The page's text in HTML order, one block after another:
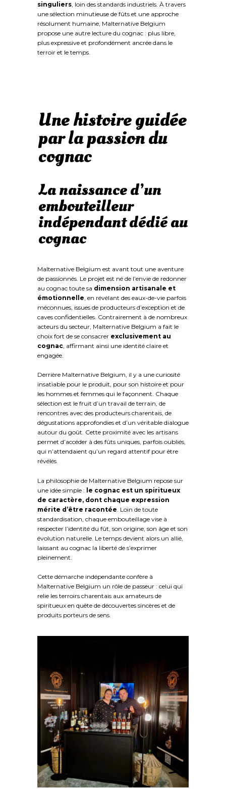
singuliers, loin des standards industriels. À travers
une sélection minutieuse de fûts et une approche
résolument humaine, Malternative Belgium
propose une autre lecture du cognac : plus libre,
plus expressive et profondément ancrée dans le
terroir et le temps.
Une histoire guidée
par la passion du
cognac
La naissance d’un
embouteilleur
indépendant dédié au
cognac
Malternative Belgium est avant tout une aventure
de passionnés. Le projet est né de l’envie de redonner
au cognac toute sa dimension artisanale et
émotionnelle, en révélant des eaux-de-vie parfois
méconnues, issues de producteurs d’exception et de
caves confidentielles. Contrairement à de nombreux
acteurs du secteur, Malternative Belgium a fait le
choix fort de se consacrer exclusivement au
cognac, affirmant ainsi une identité claire et
engagée.
Derrière Malternative Belgium, il y a une curiosité
insatiable pour le produit, pour son histoire et pour
les hommes et femmes qui le façonnent. Chaque
sélection est le fruit d’un travail de terrain, de
rencontres avec des producteurs charentais, de
dégustations approfondies et d’un véritable dialogue
autour du goût. Cette proximité avec les artisans
permet d’accéder à des fûts uniques, parfois oubliés,
qui n’attendaient qu’un regard attentif pour être
révélés.
La philosophie de Malternative Belgium repose sur
une idée simple : le cognac est un spiritueux
de caractère, dont chaque expression
mérite d’être racontée . Loin de toute
standardisation, chaque embouteillage vise à
respecter l’identité du fût, son origine, son âge et son
évolution naturelle. Le temps devient alors un allié,
laissant au cognac la liberté de s’exprimer
pleinement.
Cette démarche indépendante confère à
Malternative Belgium un rôle de passeur : celui qui
relie les terroirs charentais aux amateurs de
spiritueux en quête de découvertes sincères et de
produits porteurs de sens.